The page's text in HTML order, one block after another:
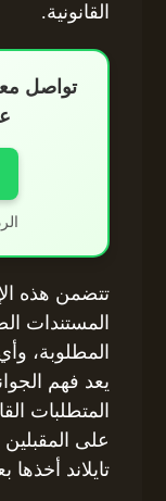
القانونية.
تواصل
تتضمن هذه
المستندات
المطلوبة،
يعد فهم
المتطلبات
على
تايلاند أخذها